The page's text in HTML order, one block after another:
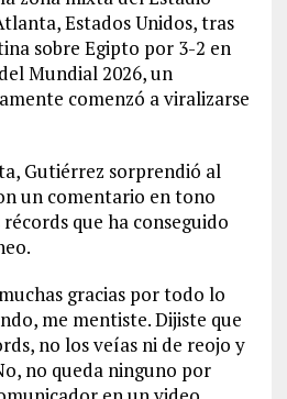
Estados Unidos, tras
sobre Egipto por 3-2 en
Mundial 2026, un
comenzó a viralizarse
Gutiérrez sorprendió al
un comentario en tono
que ha conseguido
gracias por todo lo
me mentiste. Dijiste que
no los veías ni de reojo y
no queda ninguno por